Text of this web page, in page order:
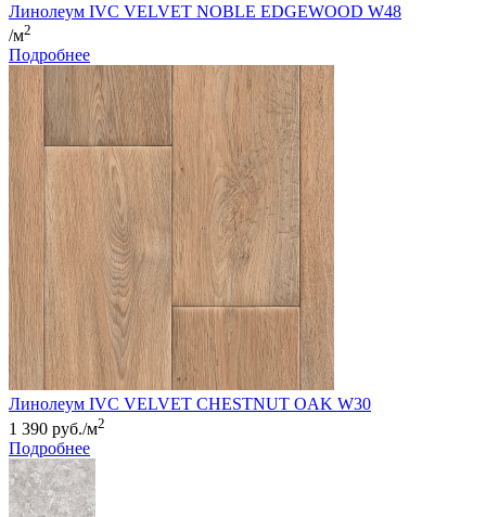
Линолеум IVC VELVET NOBLE EDGEWOOD W48
/м2
Подробнее
Линолеум IVC VELVET CHESTNUT OAK W30
1 390 руб./м2
Подробнее